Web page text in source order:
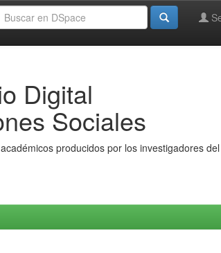
Digital
Sociales
producidos por los investigadores